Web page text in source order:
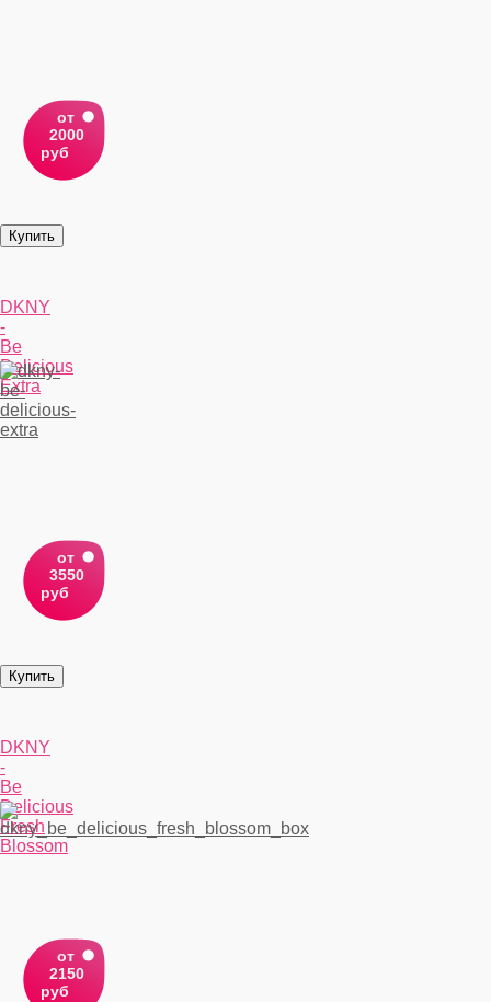
от
2000
руб
DKNY
-
Be
Delicious
Extra
от
3550
руб
DKNY
-
Be
Delicious
Fresh
Blossom
от
2150
руб